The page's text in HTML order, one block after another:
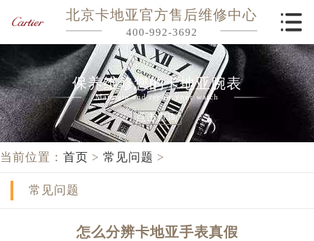
北京卡地亚官方售后维修中心
400-992-3692
保养维修您的卡地亚腕表
Maintain and repair your watch
点击查询
当前位置： 首页 > 常见问题 >
常见问题
怎么分辨卡地亚手表真假